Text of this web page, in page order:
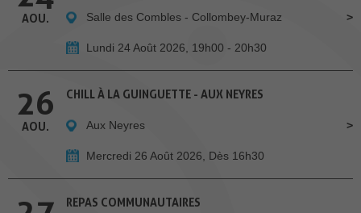
AOU. Salle des Combles - Collombey-Muraz
Lundi 24 Août 2026, 19h00 - 20h30
26
AOU.
CHILL À LA GUINGUETTE - AUX NEYRES
Aux Neyres
Mercredi 26 Août 2026, Dès 16h30
REPAS COMMUNAUTAIRES